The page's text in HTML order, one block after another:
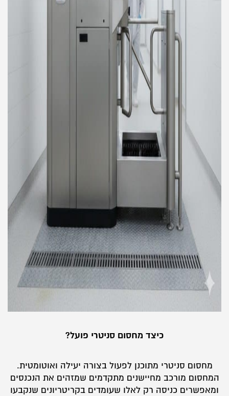
כיצד מחסום סניטרי פועל?
מחסום סניטרי מתוכנן לפעול בצורה יעילה ואוטומטית.
המחסום מורכב מחיישנים מתקדמים שמזהים את הנכנסים
ומאפשרים כניסה רק לאלו שעומדים בקריטריונים שנקבעו